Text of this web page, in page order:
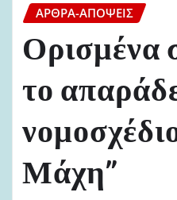
ΆΡΘΡΑ-ΑΠΌΨΕΙΣ
Ορισμένα
το
Μάχη”